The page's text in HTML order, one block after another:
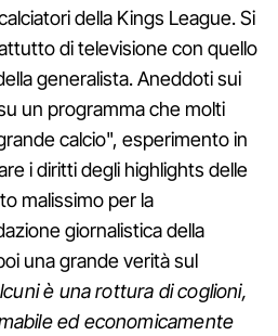
della Kings League. Si
di televisione con quello
generalista. Aneddoti sui
un programma che molti
calcio", esperimento in
i diritti degli highlights delle
malissimo per la
giornalistica della
una grande verità sul
è una rottura di coglioni,
ed economicamente